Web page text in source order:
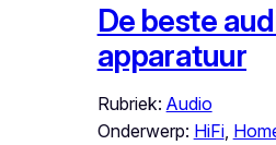
De beste
apparatuur
Rubriek: Audio
Onderwerp: HiFi,